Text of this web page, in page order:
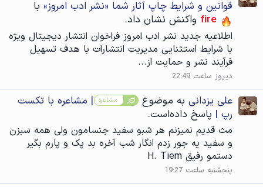
قوانین و شرایط چاپ آثار شما «نشر ادب امروز» با
fire واکنش نشان داد.
اطلاعیه جدید نشر ادب امروز فراخوان انتشار دیجیتال ویژه
با شرایط استثنایی مدیریت انتشارات با هدف تسهیل
فرآیند نشر و حمایت از...
دیروز ساعت 22:49
علی یزدانی به موضوع مشاعره | مشاعره با تکست
رپ | پاسخ داده‌است.
مث قدیم نمیزنم هر شبو سفید جنسامون ولی همه سبزن
و سفید یه جور زدم انگار شب آخره بد پک و پارم بگیر
دستمو رفیق H. Tiem
پنجشنبه ساعت 19:27